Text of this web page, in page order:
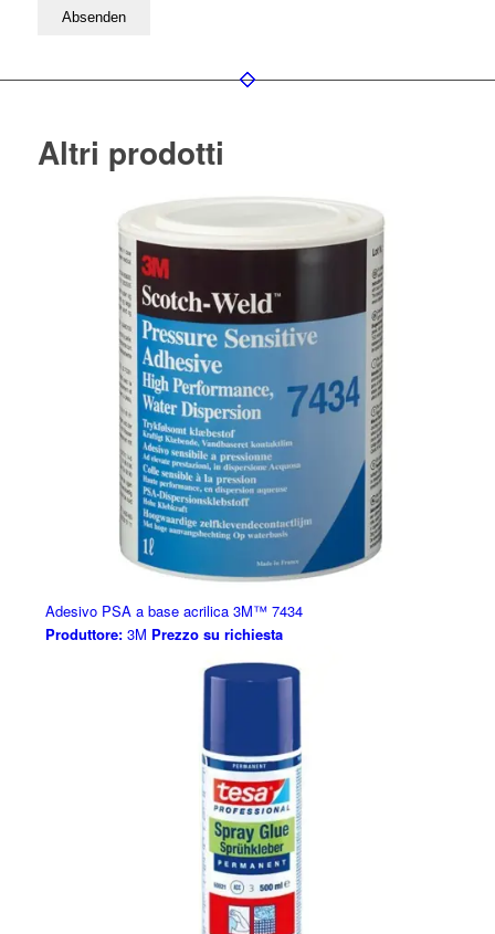
Bitte lassen Sie dieses Feld leer
Altri prodotti
Adesivo PSA a base acrilica 3M™ 7434
Produttore:3M Prezzo su richiesta